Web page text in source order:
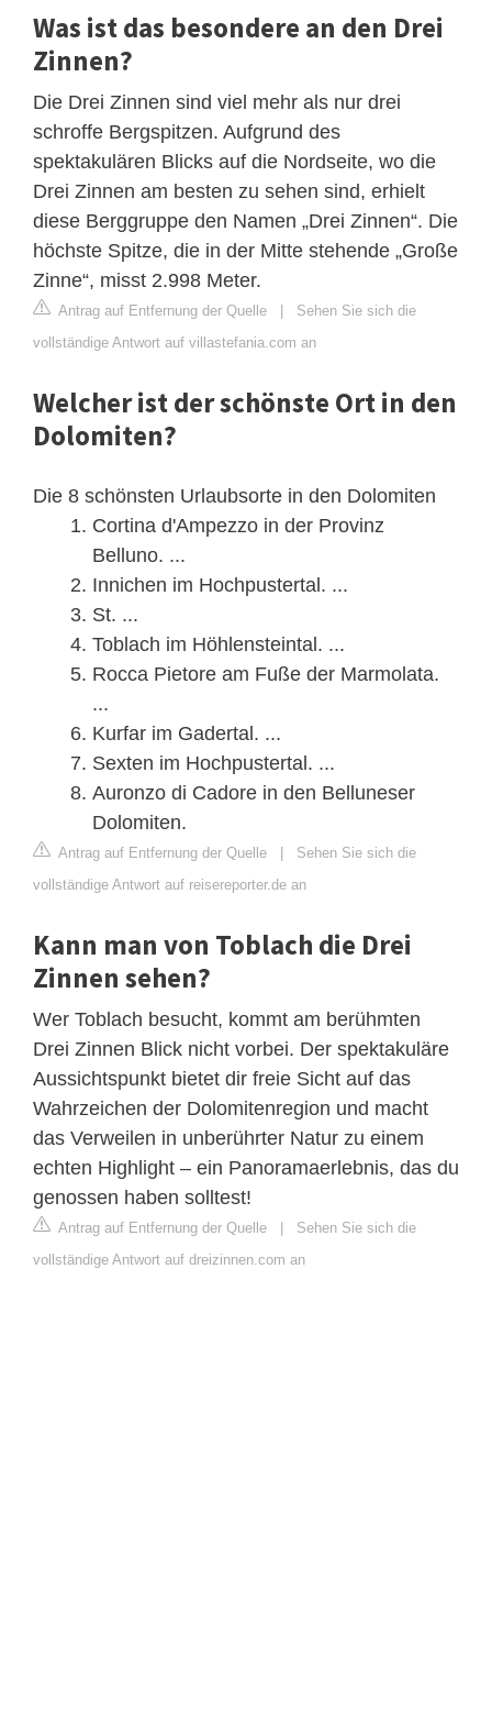
Was ist das besondere an den Drei
Zinnen?
Die Drei Zinnen sind viel mehr als nur drei
schroffe Bergspitzen. Aufgrund des
spektakulären Blicks auf die Nordseite, wo die
Drei Zinnen am besten zu sehen sind, erhielt
diese Berggruppe den Namen „Drei Zinnen“. Die
höchste Spitze, die in der Mitte stehende „Große
Zinne“, misst 2.998 Meter.
Antrag auf Entfernung der Quelle | Sehen Sie sich die
vollständige Antwort auf villastefania.com an
Welcher ist der schönste Ort in den
Dolomiten?
Die 8 schönsten Urlaubsorte in den Dolomiten
Cortina d'Ampezzo in der Provinz
Belluno. ...
Innichen im Hochpustertal. ...
St. ...
Toblach im Höhlensteintal. ...
Rocca Pietore am Fuße der Marmolata.
...
Kurfar im Gadertal. ...
Sexten im Hochpustertal. ...
Auronzo di Cadore in den Belluneser
Dolomiten.
Antrag auf Entfernung der Quelle | Sehen Sie sich die
vollständige Antwort auf reisereporter.de an
Kann man von Toblach die Drei
Zinnen sehen?
Wer Toblach besucht, kommt am berühmten
Drei Zinnen Blick nicht vorbei. Der spektakuläre
Aussichtspunkt bietet dir freie Sicht auf das
Wahrzeichen der Dolomitenregion und macht
das Verweilen in unberührter Natur zu einem
echten Highlight – ein Panoramaerlebnis, das du
genossen haben solltest!
Antrag auf Entfernung der Quelle | Sehen Sie sich die
vollständige Antwort auf dreizinnen.com an